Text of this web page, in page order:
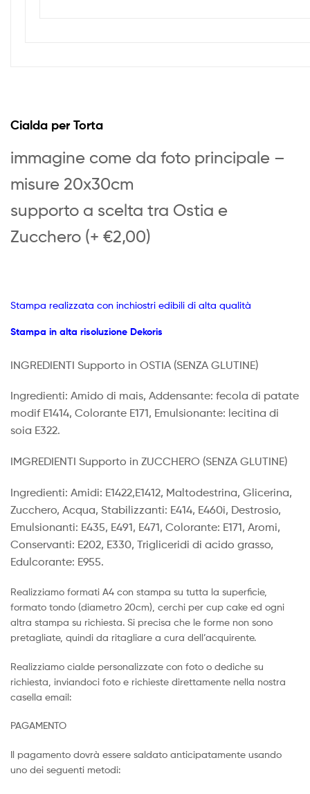
Cialda per Torta
immagine come da foto principale –
misure 20x30cm
supporto a scelta tra Ostia e
Zucchero (+ €2,00)
Stampa realizzata con inchiostri edibili di alta qualità
Stampa in alta risoluzione Dekoris
INGREDIENTI Supporto in OSTIA (SENZA GLUTINE)
Ingredienti: Amido di mais, Addensante: fecola di patate
modif E1414, Colorante E171, Emulsionante: lecitina di
soia E322.
IMGREDIENTI Supporto in ZUCCHERO (SENZA GLUTINE)
Ingredienti: Amidi: E1422,E1412, Maltodestrina, Glicerina,
Zucchero, Acqua, Stabilizzanti: E414, E460i, Destrosio,
Emulsionanti: E435, E491, E471, Colorante: E171, Aromi,
Conservanti: E202, E330, Trigliceridi di acido grasso,
Edulcorante: E955.
Realizziamo formati A4 con stampa su tutta la superficie,
formato tondo (diametro 20cm), cerchi per cup cake ed ogni
altra stampa su richiesta. Si precisa che le forme non sono
pretagliate, quindi da ritagliare a cura dell’acquirente.
Realizziamo cialde personalizzate con foto o dediche su
richiesta, inviandoci foto e richieste direttamente nella nostra
casella email:
PAGAMENTO
Il pagamento dovrà essere saldato anticipatamente usando
uno dei seguenti metodi: